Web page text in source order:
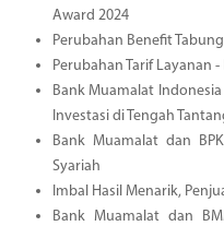
Award 2024
Perubahan Benefit
Perubahan Tarif Layanan
Bank Muamalat
Investasi di Tengah
Bank Muamalat dan
Syariah
Imbal Hasil Menarik,
Bank Muamalat dan